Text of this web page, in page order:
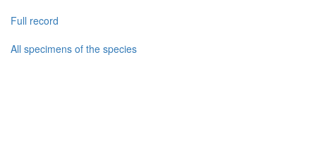
Full record
All specimens of the species